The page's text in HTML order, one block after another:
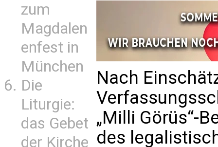
zum
Magdalen
enfest in
München
Die
Liturgie:
das Gebet
der Kirche
Nach
„Milli Görüs“-
des